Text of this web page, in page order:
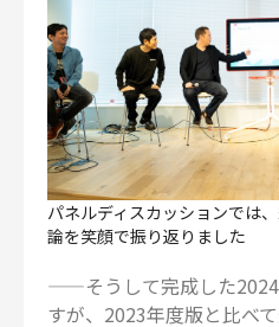
パネルディスカッションでは
論を笑顔で振り返りました
——そうして完成した
すが、2023年度版と比べ